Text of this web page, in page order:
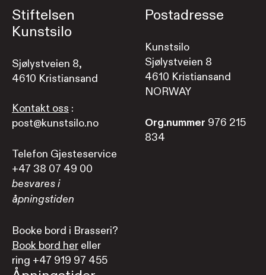
Stiftelsen
Kunstsilo
Sjølystveien 8,
4610 Kristiansand
Kontakt oss :
post@kunstsilo.no
Telefon Gjesteservice
+47 38 07 49 00
besvares i
åpningstiden
Booke bord i Brasseri?
Book bord her eller
ring +47 919 97 455
Postadresse
Kunstsilo
Sjølystveien 8
4610 Kristiansand
NORWAY
Org.nummer 976 215
834